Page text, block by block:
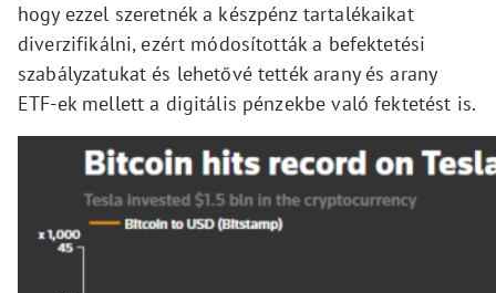
hogy ezzel szeretnék a készpénz tartalékaikat
diverzifikálni, ezért módosították a befektetési
szabályzatukat és lehetővé tették arany és arany
ETF-ek mellett a digitális pénzekbe való fektetést is.